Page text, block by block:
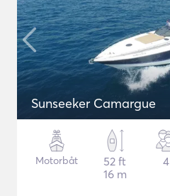
Sunseeker Camargue
Motorbåt
52 ft
16 m
4